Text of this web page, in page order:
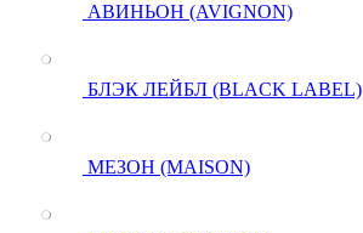
АВИНЬОН (AVIGNON)
БЛЭК ЛЕЙБЛ (BLACK LABEL)
МЕЗОН (MAISON)